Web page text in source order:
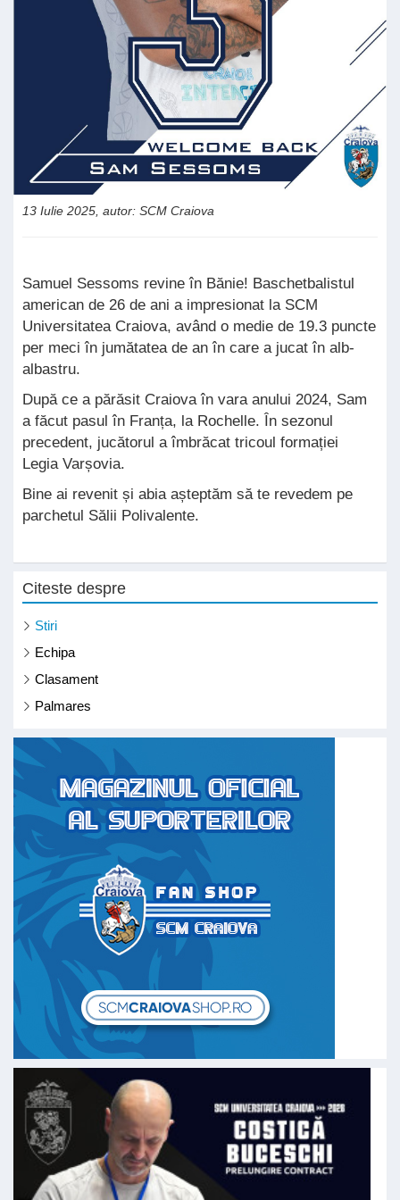
13 Iulie 2025, autor: SCM Craiova
Samuel Sessoms revine în Bănie! Baschetbalistul
american de 26 de ani a impresionat la SCM
Universitatea Craiova, având o medie de 19.3 puncte
per meci în jumătatea de an în care a jucat în alb-
albastru.
După ce a părăsit Craiova în vara anului 2024, Sam
a făcut pasul în Franța, la Rochelle. În sezonul
precedent, jucătorul a îmbrăcat tricoul formației
Legia Varșovia.
Bine ai revenit și abia așteptăm să te revedem pe
parchetul Sălii Polivalente.
Citeste despre
Stiri
Echipa
Clasament
Palmares